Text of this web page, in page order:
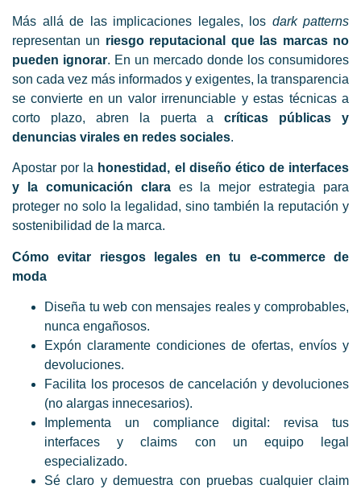
Más allá de las implicaciones legales, los dark patterns
representan un riesgo reputacional que las marcas no
pueden ignorar. En un mercado donde los consumidores
son cada vez más informados y exigentes, la transparencia
se convierte en un valor irrenunciable y estas técnicas a
corto plazo, abren la puerta acríticas públicas y
denuncias virales en redes sociales.
Apostar por la honestidad, el diseño ético de interfaces
y la comunicación claraes la mejor estrategia para
proteger no solo la legalidad, sino también la reputación y
sostenibilidad de la marca.
Cómo evitar riesgos legales en tu e-commerce de
moda
Diseña tu web con mensajes reales y comprobables,
nunca engañosos.
Expón claramente condiciones de ofertas, envíos y
devoluciones.
Facilita los procesos de cancelación y devoluciones
(no alargas innecesarios).
Implementa un compliance digital: revisa tus
interfaces y claims con un equipo legal
especializado.
Sé claro y demuestra con pruebas cualquier claim